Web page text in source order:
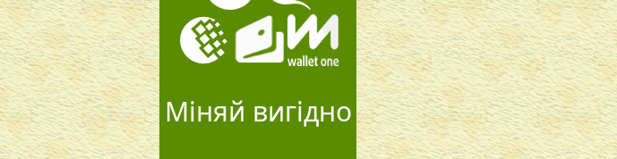
Міняй вигідно